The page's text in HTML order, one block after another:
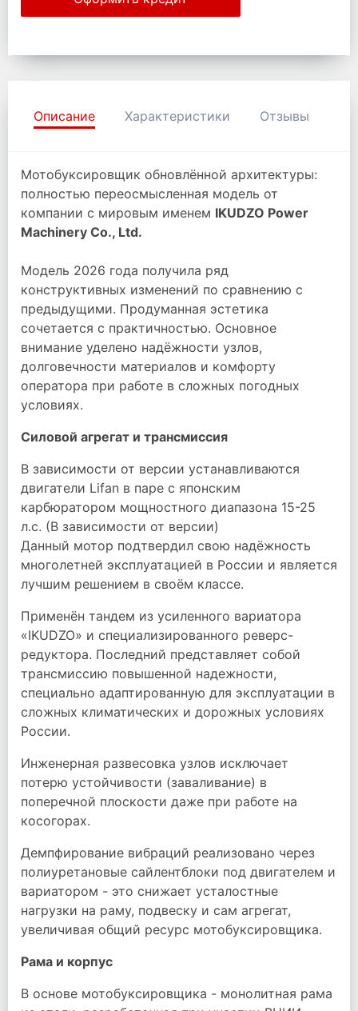
Описание Характеристики Отзывы
Мотобуксировщик обновлённой архитектуры:
полностью переосмысленная модель от
компании с мировым именем IKUDZO Power
Machinery Co., Ltd.
Модель 2026 года получила ряд
конструктивных изменений по сравнению с
предыдущими. Продуманная эстетика
сочетается с практичностью. Основное
внимание уделено надёжности узлов,
долговечности материалов и комфорту
оператора при работе в сложных погодных
условиях.
Силовой агрегат и трансмиссия
В зависимости от версии устанавливаются
двигатели Lifan в паре с японским
карбюратором мощностного диапазона 15-25
л.с. (В зависимости от версии)
Данный мотор подтвердил свою надёжность
многолетней эксплуатацией в России и является
лучшим решением в своём классе.
Применён тандем из усиленного вариатора
«IKUDZO» и специализированного реверс-
редуктора. Последний представляет собой
трансмиссию повышенной надежности,
специально адаптированную для эксплуатации в
сложных климатических и дорожных условиях
России.
Инженерная развесовка узлов исключает
потерю устойчивости (заваливание) в
поперечной плоскости даже при работе на
косогорах.
Демпфирование вибраций реализовано через
полиуретановые сайлентблоки под двигателем и
вариатором - это снижает усталостные
нагрузки на раму, подвеску и сам агрегат,
увеличивая общий ресурс мотобуксировщика.
Рама и корпус
В основе мотобуксировщика - монолитная рама